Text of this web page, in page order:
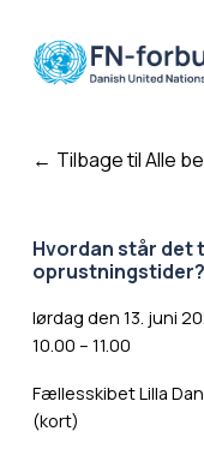
Tilbage til Alle
Hvordan står det
oprustningstider?
lørdag den 13. juni
10.00
11.00
Fællesskibet Lilla
(kort)